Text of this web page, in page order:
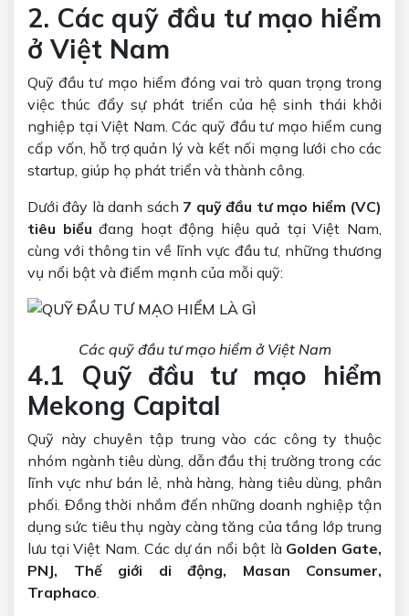
2. Các quỹ đầu tư mạo hiểm
ở Việt Nam
Quỹ đầu tư mạo hiểm đóng vai trò quan trọng trong
việc thúc đẩy sự phát triển của hệ sinh thái khởi
nghiệp tại Việt Nam. Các quỹ đầu tư mạo hiểm cung
cấp vốn, hỗ trợ quản lý và kết nối mạng lưới cho các
startup, giúp họ phát triển và thành công.
Dưới đây là danh sách 7 quỹ đầu tư mạo hiểm (VC)
tiêu biểu đang hoạt động hiệu quả tại Việt Nam,
cùng với thông tin về lĩnh vực đầu tư, những thương
vụ nổi bật và điểm mạnh của mỗi quỹ:
Các quỹ đầu tư mạo hiểm ở Việt Nam
4.1 Quỹ đầu tư mạo hiểm
Mekong Capital
Quỹ này chuyên tập trung vào các công ty thuộc
nhóm ngành tiêu dùng, dẫn đầu thị trường trong các
lĩnh vực như bán lẻ, nhà hàng, hàng tiêu dùng, phân
phối. Đồng thời nhắm đến những doanh nghiệp tận
dụng sức tiêu thụ ngày càng tăng của tầng lớp trung
lưu tại Việt Nam. Các dự án nổi bật là Golden Gate,
PNJ, Thế giới di động, Masan Consumer,
Traphaco.